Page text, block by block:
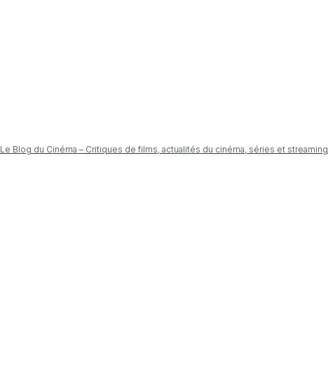
Le Blog du Cinéma – Critiques de films, actualités du cinéma, séries et streaming